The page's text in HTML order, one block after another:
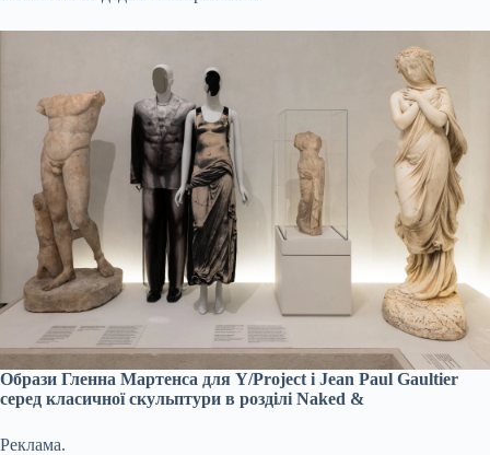
Образи Гленна Мартенса для Y/Project і Jean Paul Gaultier
серед класичної скульптури в розділі Naked &
Реклама.